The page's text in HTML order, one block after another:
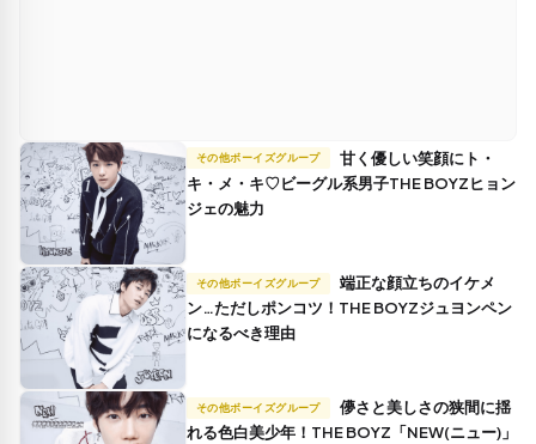
その他ボーイズグループ
キ・メ・キ♡ビーグル系男子THE BOYZヒョン
ジェの魅力
その他ボーイズグループ
ン…ただしポンコツ！THE BOYZジュヨンペン
になるべき理由
その他ボーイズグループ
れる色白美少年！THE BOYZ「NEW(ニュー)」